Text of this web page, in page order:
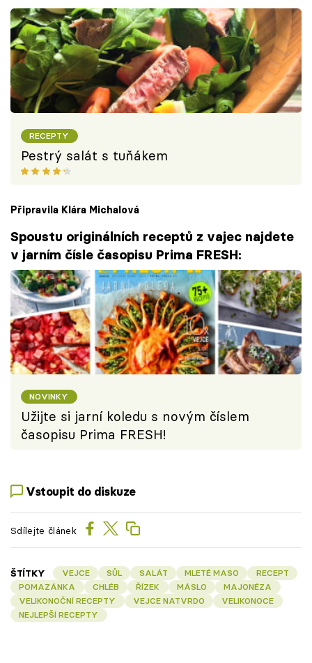
RECEPTY
Pestrý salát s tuňákem
Připravila Klára Michalová
Spoustu originálních receptů z vajec najdete
v jarním čísle časopisu Prima FRESH:
NOVINKY
Užijte si jarní koledu s novým číslem
časopisu Prima FRESH!
Vstoupit do diskuze
Sdílejte článek
ŠTÍTKY VEJCE SŮL SALÁT MLETÉ MASO
RECEPT
POMAZÁNKA
CHLÉB ŘÍZEK MÁSLO
MAJONÉZA
VELIKONOČNÍ RECEPTY
VEJCE NATVRDO
VELIKONOCE
NEJLEPŠÍ RECEPTY